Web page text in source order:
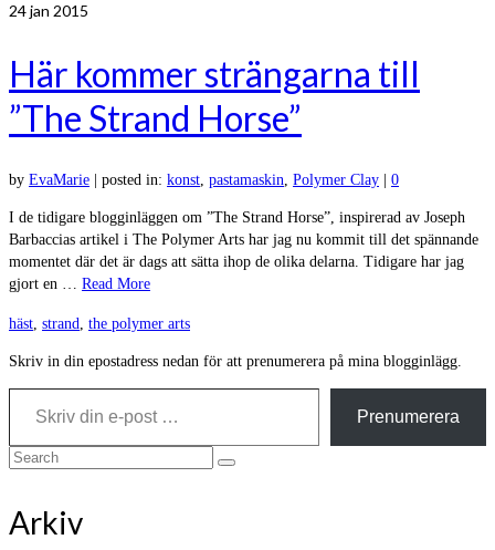
24jan 2015
Här kommer strängarna till
”The Strand Horse”
by EvaMarie posted in: konst, pastamaskin, Polymer Clay 0
I de tidigare blogginläggen om ”The Strand Horse”, inspirerad av Joseph
Barbaccias artikel i The Polymer Arts har jag nu kommit till det spännande
momentet där det är dags att sätta ihop de olika delarna. Tidigare har jag
gjort en … Read More
häst, strand, the polymer arts
Skriv in din epostadress nedan för att prenumerera på mina blogginlägg.
Skriv din e-post …
Prenumerera
Search
Arkiv